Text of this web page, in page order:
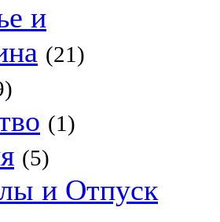
и
(21)
(1)
(5)
и Отпуск